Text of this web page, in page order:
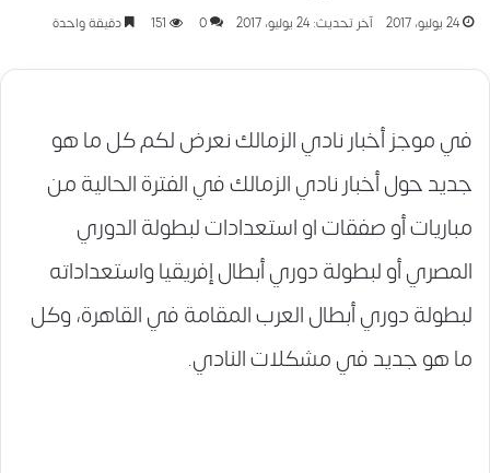
24 يوليو، 2017 آخر تحديث: 24 يوليو، 2017 0
151 دقيقة واحدة
في موجز أخبار نادي الزمالك نعرض لكم كل ما هو
جديد حول أخبار نادي الزمالك في الفترة الحالية من
مباريات أو صفقات او استعدادات لبطولة الدوري
المصري أو لبطولة دوري أبطال إفريقيا واستعداداته
لبطولة دوري أبطال العرب المقامة في القاهرة، وكل
ما هو جديد في مشكلات النادي.